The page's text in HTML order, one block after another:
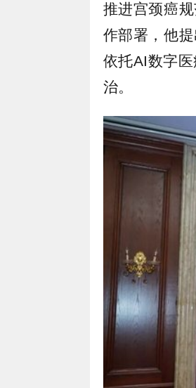
推进宫颈癌
作部署，他
依托AI数字
治。